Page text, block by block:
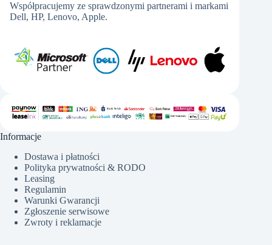
Współpracujemy ze sprawdzonymi partnerami i markami
Dell, HP, Lenovo, Apple.
Informacje
Dostawa i płatności
Polityka prywatności & RODO
Leasing
Regulamin
Warunki Gwarancji
Zgłoszenie serwisowe
Zwroty i reklamacje